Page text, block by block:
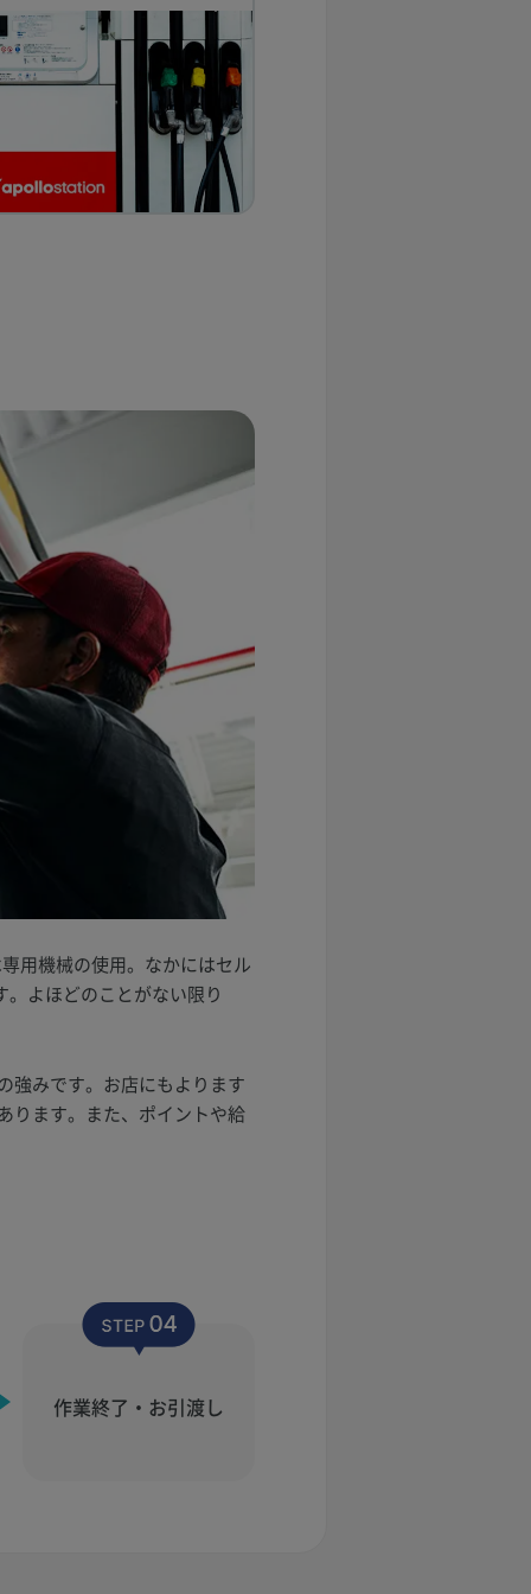
用機械の使用。なかにはセル
よほどのことがない限り
強みです。お店にもよります
ります。また、ポイントや給
作業終了・お引渡し